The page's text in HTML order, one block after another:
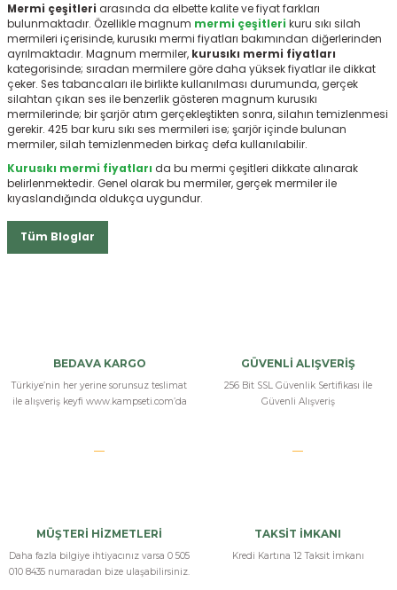
Mermi çeşitleri arasında da elbette kalite ve fiyat farkları
bulunmaktadır. Özellikle magnum mermi çeşitleri kuru sıkı silah
mermileri içerisinde, kurusıkı mermi fiyatları bakımından diğerlerinden
ayrılmaktadır. Magnum mermiler, kurusıkı mermi fiyatları
kategorisinde; sıradan mermilere göre daha yüksek fiyatlar ile dikkat
çeker. Ses tabancaları ile birlikte kullanılması durumunda, gerçek
silahtan çıkan ses ile benzerlik gösteren magnum kurusıkı
mermilerinde; bir şarjör atım gerçekleştikten sonra, silahın temizlenmesi
gerekir. 425 bar kuru sıkı ses mermileri ise; şarjör içinde bulunan
mermiler, silah temizlenmeden birkaç defa kullanılabilir.
Kurusıkı mermi fiyatları da bu mermi çeşitleri dikkate alınarak
belirlenmektedir. Genel olarak bu mermiler, gerçek mermiler ile
kıyaslandığında oldukça uygundur.
Tüm Bloglar
BEDAVA KARGO
Türkiye’nin her yerine sorunsuz teslimat
ile alışveriş keyfi www.kampseti.com’da
GÜVENLİ ALIŞVERİŞ
256 Bit SSL Güvenlik Sertifikası İle
Güvenli Alışveriş
MÜŞTERİ HİZMETLERİ
Daha fazla bilgiye ihtiyacınız varsa 0 505
010 8435 numaradan bize ulaşabilirsiniz.
TAKSİT İMKANI
Kredi Kartına 12 Taksit İmkanı